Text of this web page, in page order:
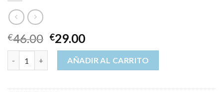
€46.00 €29.00
bolsos de verano cantidadAÑADIR AL CARRITO